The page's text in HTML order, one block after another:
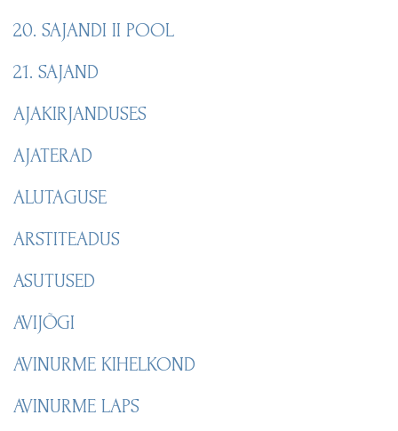
20. SAJANDI II POOL
21. SAJAND
AJAKIRJANDUSES
AJATERAD
ALUTAGUSE
ARSTITEADUS
ASUTUSED
AVIJÕGI
AVINURME KIHELKOND
AVINURME LAPS